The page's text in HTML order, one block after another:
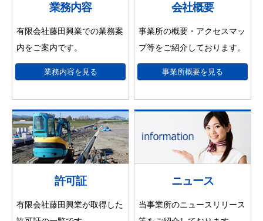
業務内容
有限会社藤田興業での業務案
内をご案内です。
業務内容を見る
会社概要
事業所の概要・アクセスマッ
プ等をご紹介しております。
事業所概要を見る
許可証
有限会社藤田興業が取得した
ニュース
当事業所のニュースリリース